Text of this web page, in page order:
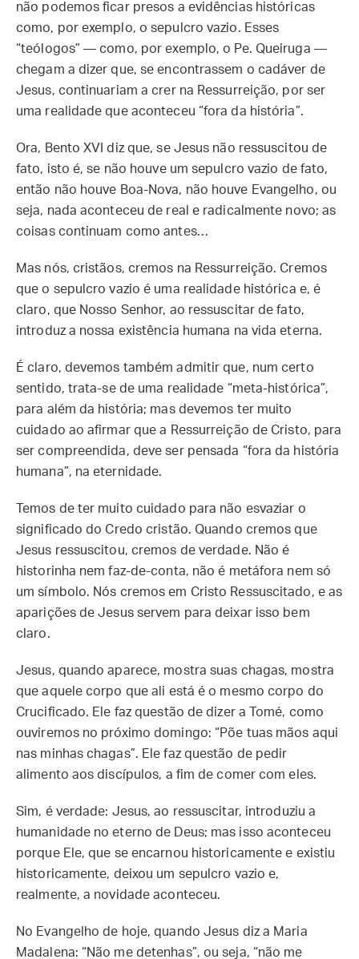
não podemos ficar presos a evidências históricas
como, por exemplo, o sepulcro vazio. Esses
“teólogos” — como, por exemplo, o Pe. Queiruga —
chegam a dizer que, se encontrassem o cadáver de
Jesus, continuariam a crer na Ressurreição, por ser
uma realidade que aconteceu “fora da história”.
Ora, Bento XVI diz que, se Jesus não ressuscitou de
fato, isto é, se não houve um sepulcro vazio de fato,
então não houve Boa-Nova, não houve Evangelho, ou
seja, nada aconteceu de real e radicalmente novo; as
coisas continuam como antes…
Mas nós, cristãos, cremos na Ressurreição. Cremos
que o sepulcro vazio é uma realidade histórica e, é
claro, que Nosso Senhor, ao ressuscitar de fato,
introduz a nossa existência humana na vida eterna.
É claro, devemos também admitir que, num certo
sentido, trata-se de uma realidade “meta-histórica”,
para além da história; mas devemos ter muito
cuidado ao afirmar que a Ressurreição de Cristo, para
ser compreendida, deve ser pensada “fora da história
humana”, na eternidade.
Temos de ter muito cuidado para não esvaziar o
significado do Credo cristão. Quando cremos que
Jesus ressuscitou, cremos de verdade. Não é
historinha nem faz-de-conta, não é metáfora nem só
um símbolo. Nós cremos em Cristo Ressuscitado, e as
aparições de Jesus servem para deixar isso bem
claro.
Jesus, quando aparece, mostra suas chagas, mostra
que aquele corpo que ali está é o mesmo corpo do
Crucificado. Ele faz questão de dizer a Tomé, como
ouviremos no próximo domingo: “Põe tuas mãos aqui
nas minhas chagas”. Ele faz questão de pedir
alimento aos discípulos, a fim de comer com eles.
Sim, é verdade: Jesus, ao ressuscitar, introduziu a
humanidade no eterno de Deus; mas isso aconteceu
porque Ele, que se encarnou historicamente e existiu
historicamente, deixou um sepulcro vazio e,
realmente, a novidade aconteceu.
No Evangelho de hoje, quando Jesus diz a Maria
Madalena: “Não me detenhas”, ou seja, “não me